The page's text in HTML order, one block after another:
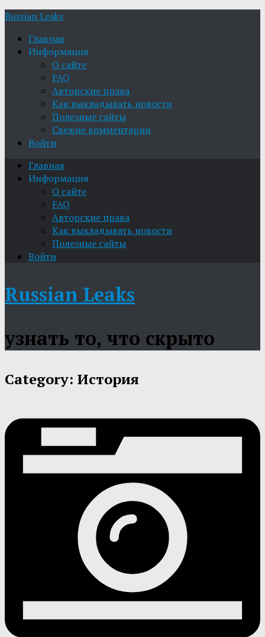
Russian Leaks
Главная
Информация
О сайте
FAQ
Авторские права
Как выкладывать новости
Полезные сайты
Свежие комментарии
Войти
Главная
Информация
О сайте
FAQ
Авторские права
Как выкладывать новости
Полезные сайты
Войти
Russian Leaks
узнать то, что скрыто
Category: История